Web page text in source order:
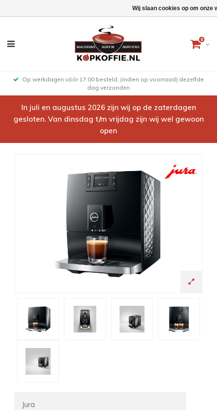
0
Op werkdagen vóór 17:00 besteld, (indien op voorraad) dezelfde
dag verzonden
In juli en augustus 2026 zijn wij op de zaterdagen
gesloten. Van dinsdag t/m vrijdag zijn wij wel gewoon
open
Jura
Wij slaan cookies op om